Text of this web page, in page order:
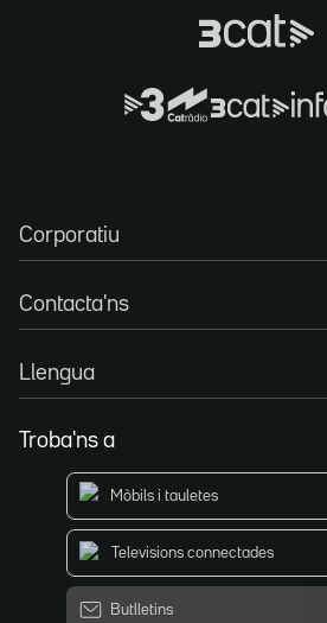
Corporatiu
Contacta'ns
Llengua
Troba'ns a
Mòbils i tauletes
Televisions connectades
Butlletins